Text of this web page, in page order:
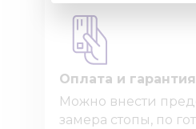
Оплата и гарантия
Можно внести
замера стопы, по